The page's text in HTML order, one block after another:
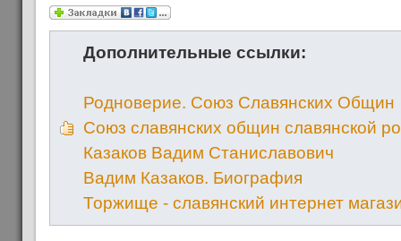
Дополнительные ссылки:
Родноверие. Союз Славянских Общин
Союз славянских общин славянской
Казаков Вадим Станиславович
Вадим Казаков. Биография
Торжище - славянский интернет